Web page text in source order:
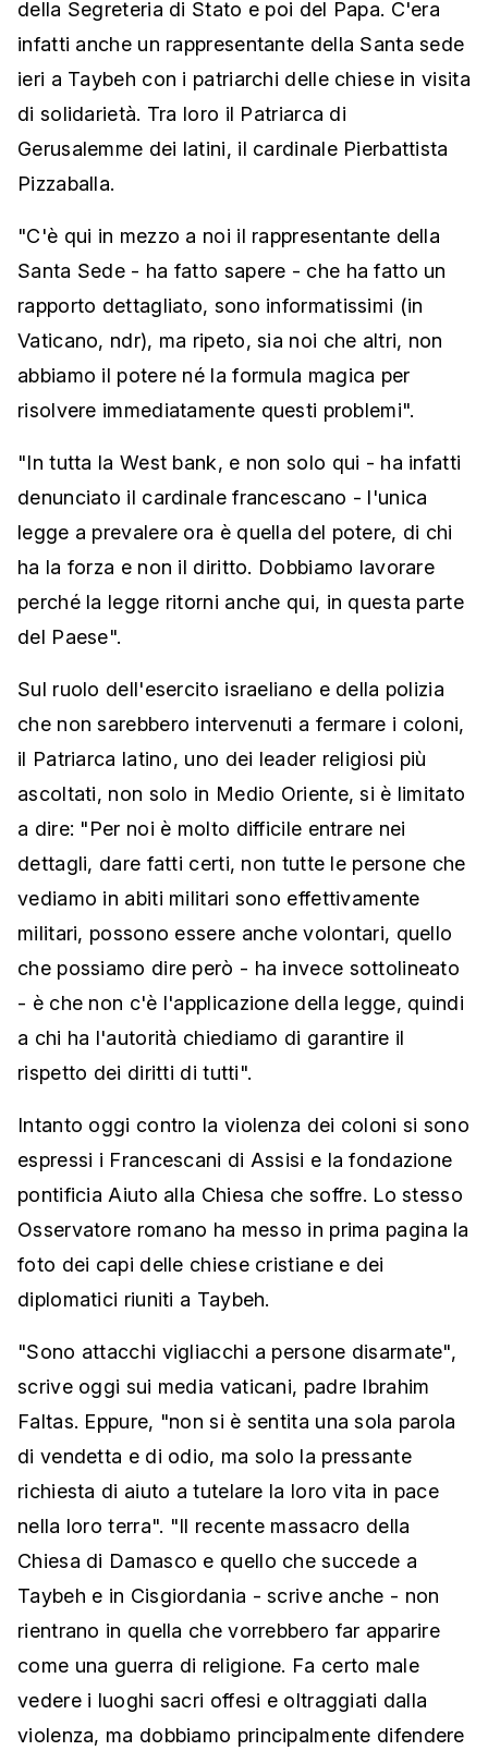
della Segreteria di Stato e poi del Papa. C'era
infatti anche un rappresentante della Santa sede
ieri a Taybeh con i patriarchi delle chiese in visita
di solidarietà. Tra loro il Patriarca di
Gerusalemme dei latini, il cardinale Pierbattista
Pizzaballa.
"C'è qui in mezzo a noi il rappresentante della
Santa Sede - ha fatto sapere - che ha fatto un
rapporto dettagliato, sono informatissimi (in
Vaticano, ndr), ma ripeto, sia noi che altri, non
abbiamo il potere né la formula magica per
risolvere immediatamente questi problemi".
"In tutta la West bank, e non solo qui - ha infatti
denunciato il cardinale francescano - l'unica
legge a prevalere ora è quella del potere, di chi
ha la forza e non il diritto. Dobbiamo lavorare
perché la legge ritorni anche qui, in questa parte
del Paese".
Sul ruolo dell'esercito israeliano e della polizia
che non sarebbero intervenuti a fermare i coloni,
il Patriarca latino, uno dei leader religiosi più
ascoltati, non solo in Medio Oriente, si è limitato
a dire: "Per noi è molto difficile entrare nei
dettagli, dare fatti certi, non tutte le persone che
vediamo in abiti militari sono effettivamente
militari, possono essere anche volontari, quello
che possiamo dire però - ha invece sottolineato
- è che non c'è l'applicazione della legge, quindi
a chi ha l'autorità chiediamo di garantire il
rispetto dei diritti di tutti".
Intanto oggi contro la violenza dei coloni si sono
espressi i Francescani di Assisi e la fondazione
pontificia Aiuto alla Chiesa che soffre. Lo stesso
Osservatore romano ha messo in prima pagina la
foto dei capi delle chiese cristiane e dei
diplomatici riuniti a Taybeh.
"Sono attacchi vigliacchi a persone disarmate",
scrive oggi sui media vaticani, padre Ibrahim
Faltas. Eppure, "non si è sentita una sola parola
di vendetta e di odio, ma solo la pressante
richiesta di aiuto a tutelare la loro vita in pace
nella loro terra". "Il recente massacro della
Chiesa di Damasco e quello che succede a
Taybeh e in Cisgiordania - scrive anche - non
rientrano in quella che vorrebbero far apparire
come una guerra di religione. Fa certo male
vedere i luoghi sacri offesi e oltraggiati dalla
violenza, ma dobbiamo principalmente difendere